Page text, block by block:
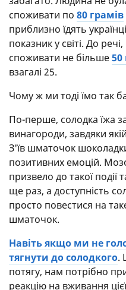
споживати по 80 грамів
приблизно їдять
показник у світі. До
споживати не більше50
взагалі 25.
Чому ж ми тоді їмо так
По-перше, солодка їжа
винагороди, завдяки
З'їв шматочок
позитивних емоцій.
призвело до такої події
ще раз, а доступність
просто повестися на
шматочок.
Навіть якщо ми не
тягнути до солодкого.
потягу, нам потрібно
реакцію на вживання